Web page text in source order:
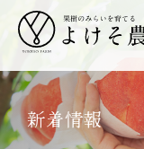
桃
お取り寄せ用桃
新着情報